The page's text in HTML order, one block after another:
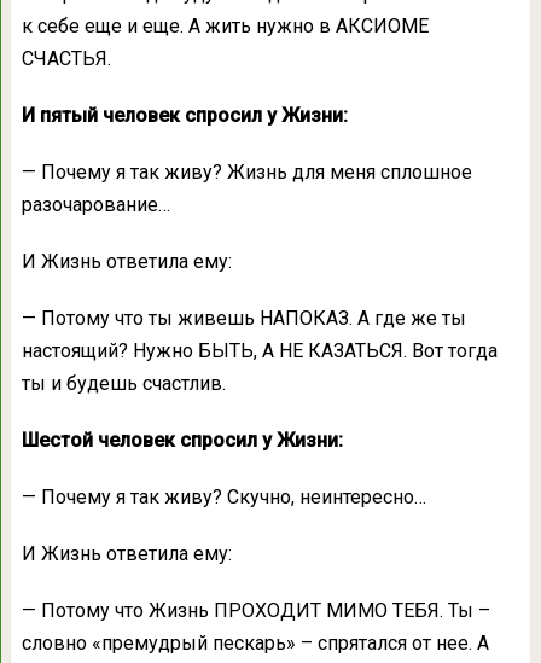
к себе еще и еще. А жить нужно в АКСИОМЕ
СЧАСТЬЯ.
И пятый человек спросил у Жизни:
— Почему я так живу? Жизнь для меня сплошное
разочарование…
И Жизнь ответила ему:
— Потому что ты живешь НАПОКАЗ. А где же ты
настоящий? Нужно БЫТЬ, А НЕ КАЗАТЬСЯ. Вот тогда
ты и будешь счастлив.
Шестой человек спросил у Жизни:
— Почему я так живу? Скучно, неинтересно…
И Жизнь ответила ему:
— Потому что Жизнь ПРОХОДИТ МИМО ТЕБЯ. Ты –
словно «премудрый пескарь» – спрятался от нее. А